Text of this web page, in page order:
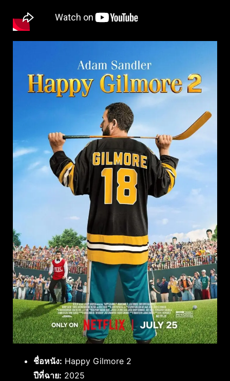
ชื่อหนัง: Happy Gilmore 2
ปีที่ฉาย: 2025